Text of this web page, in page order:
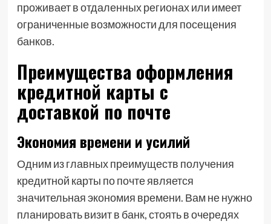
проживает в отдаленных регионах или имеет
ограниченные возможности для посещения
банков.
Преимущества оформления
кредитной карты с
доставкой по почте
Экономия времени и усилий
Одним из главных преимуществ получения
кредитной карты по почте является
значительная экономия времени. Вам не нужно
планировать визит в банк, стоять в очередях